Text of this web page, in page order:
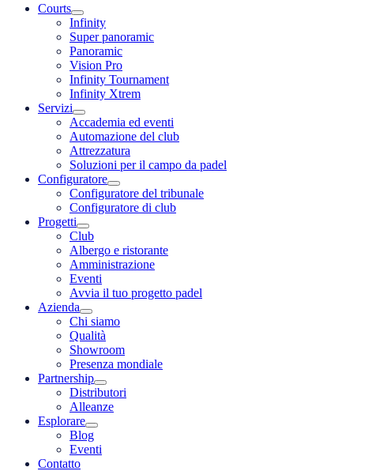
Courts
Infinity
Super panoramic
Panoramic
Vision Pro
Infinity Tournament
Infinity Xtrem
Servizi
Accademia ed eventi
Automazione del club
Attrezzatura
Soluzioni per il campo da padel
Configuratore
Configuratore del tribunale
Configuratore di club
Progetti
Club
Albergo e ristorante
Amministrazione
Eventi
Avvia il tuo progetto padel
Azienda
Chi siamo
Qualità
Showroom
Presenza mondiale
Partnership
Distributori
Alleanze
Esplorare
Blog
Eventi
Contatto